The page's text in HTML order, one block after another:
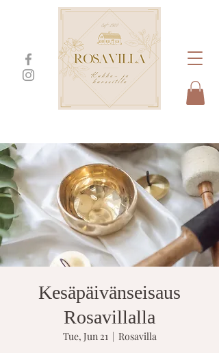
Kesäpäivänseisaus
Rosavillalla
Tue, Jun 21
  |
Rosavilla